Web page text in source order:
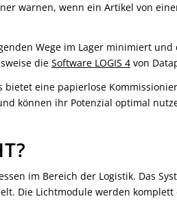
warnen, wenn ein Artikel von
Wege im Lager minimiert
die Software LOGIS 4 von
bietet eine papierlose
können ihr Potenzial optimal
im Bereich der Logistik. Das
Die Lichtmodule werden